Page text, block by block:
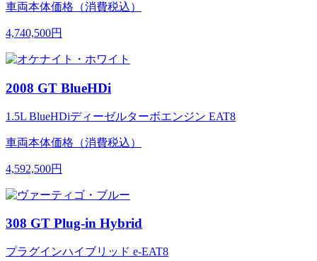
車両本体価格（消費税込）
4,740,500円
2008 GT BlueHDi
1.5L BlueHDiディーゼルターボエンジン EAT8
車両本体価格（消費税込）
4,592,500円
308 GT Plug-in Hybrid
プラグインハイブリッド e-EAT8